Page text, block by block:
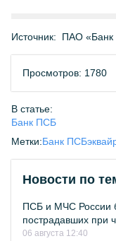
Источник: ПАО
Просмотров: 1780
В статье:
Банк ПСБ
Метки:Банк ПСБ
Новости по
ПСБ и МЧС России
пострадавших при
06 августа 12:40